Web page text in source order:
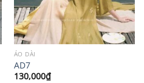
ÁO DÀI
AD7
130,000₫